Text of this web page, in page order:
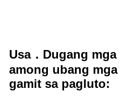
Usa．Dugang
among ubang
gamit sa pagluto: